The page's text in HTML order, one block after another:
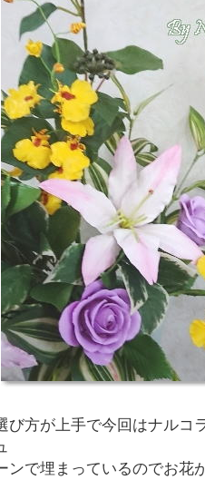
び方が上手で今回はナルコ
ンで埋まっているのでお花